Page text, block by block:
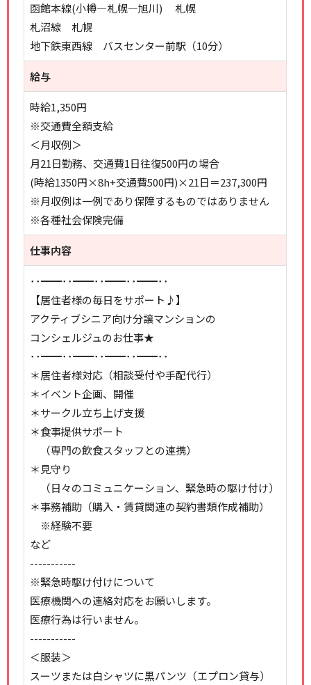
函館本線(小樽―札幌―旭川) 札幌
札沼線 札幌
地下鉄東西線 バスセンター前駅（10分）
給与
時給1,350円
※交通費全額支給
＜月収例＞
月21日勤務、交通費1日往復500円の場合
(時給1350円×8h+交通費500円)×21日＝237,300円
※月収例は一例であり保障するものではありません
※各種社会保険完備
仕事内容
･･━━･･━━･･━━･･━━･･
【居住者様の毎日をサポート♪】
アクティブシニア向け分譲マンションの
コンシェルジュのお仕事★
･･━━･･━━･･━━･･━━･･
＊居住者様対応（相談受付や手配代行）
＊イベント企画、開催
＊サークル立ち上げ支援
＊食事提供サポート
（専門の飲食スタッフとの連携）
＊見守り
（日々のコミュニケーション、緊急時の駆け付け）
＊事務補助（購入・賃貸関連の契約書類作成補助）
※経験不要
など
-----------
※緊急時駆け付けについて
医療機関への連絡対応をお願いします。
医療行為は行いません。
-----------
＜服装＞
スーツまたは白シャツに黒パンツ（エプロン貸与）